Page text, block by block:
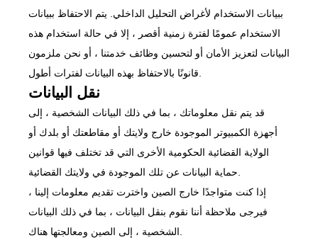
ببيانات الاستخدام لأغراض التحليل الداخلي. يتم الاحتفاظ ببيانات
الاستخدام عمومًا لفترة زمنية أقصر ، إلا في حالة استخدام هذه
البيانات لتعزيز الأمان أو لتحسين وظائف خدمتنا ، أو نحن ملزمون
نقل البيانات
قد يتم نقل معلوماتك ، بما في ذلك البيانات الشخصية ، إلى
أجهزة الكمبيوتر الموجودة خارج ولايتك أو مقاطعتك أو بلدك أو
الولاية القضائية الحكومية الأخرى التي قد تختلف فيها قوانين
إذا كنت متواجدًا خارج الصين واخترت تقديم معلومات إلينا ،
فيرجى ملاحظة أننا نقوم بنقل البيانات ، بما في ذلك البيانات